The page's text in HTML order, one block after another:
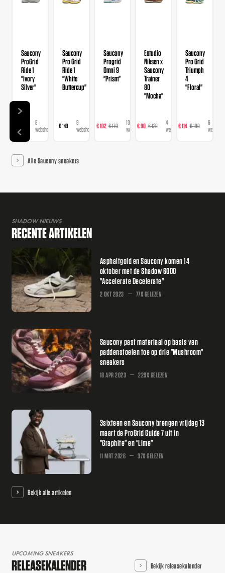
Saucony
ProGrid
Ride 1
"Ivory
Silver"
8
webshops
Saucony
Pro Grid
Ride 1
"White
Buttercup"
€ 149
9
webshops
Saucony
Progrid
Omni 9
"Prism"
€ 102 € 170
10
webshops
Estudio
Niksen x
Saucony
Trainer
80
"Mocha"
€ 90 € 120
4
webshops
Saucony
Pro Grid
Triumph
4
"Floral"
€ 114 € 190
6
webshops
Alle Saucony sneakers
SHADOW NIEUWS
RECENTE ARTIKELEN
Asphaltgold en Saucony komen 14
oktober met de Shadow 6000
"Accelerate Decelerate"
2 OKT 2023 77X GELEZEN
Saucony past materiaal op basis van
paddenstoelen toe op drie "Mushroom"
sneakers
18 APR 2023 229X GELEZEN
3sixteen en Saucony brengen vrijdag 13
maart de ProGrid Guide 7 uit in
"Graphite" en "Lime"
11 MRT 2026 37X GELEZEN
Bekijk alle artikelen
UPCOMING SNEAKERS
RELEASEKALENDER Bekijk releasekalender